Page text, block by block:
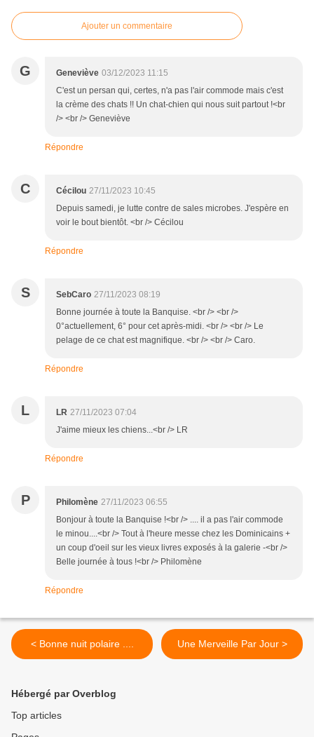
Ajouter un commentaire
G Geneviève 03/12/2023 11:15
C'est un persan qui, certes, n'a pas l'air commode mais c'est
la crème des chats !! Un chat-chien qui nous suit partout !<br
/> <br /> Geneviève
Répondre
C Cécilou 27/11/2023 10:45
Depuis samedi, je lutte contre de sales microbes. J'espère en
voir le bout bientôt. <br /> Cécilou
Répondre
S SebCaro 27/11/2023 08:19
Bonne journée à toute la Banquise. <br /> <br />
0°actuellement, 6° pour cet après-midi. <br /> <br /> Le
pelage de ce chat est magnifique. <br /> <br /> Caro.
Répondre
L LR 27/11/2023 07:04
J'aime mieux les chiens...<br /> LR
Répondre
P Philomène 27/11/2023 06:55
Bonjour à toute la Banquise !<br /> .... il a pas l'air commode
le minou....<br /> Tout à l'heure messe chez les Dominicains +
un coup d'oeil sur les vieux livres exposés à la galerie -<br />
Belle journée à tous !<br /> Philomène
Répondre
< Bonne nuit polaire .... Une Merveille Par Jour >
Hébergé par Overblog
Top articles